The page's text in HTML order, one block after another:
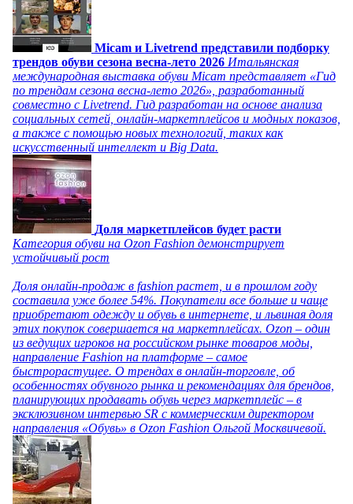
Micam и Livetrend представили подборку
трендов обуви сезона весна-лето 2026 Итальянская
международная выставка обуви Micam представляет «Гид
по трендам сезона весна-лето 2026», разработанный
совместно с Livetrend. Гид разработан на основе анализа
социальных сетей, онлайн-маркетплейсов и модных показов,
а также с помощью новых технологий, таких как
искусственный интеллект и Big Data.
Доля маркетплейсов будет расти
Категория обуви на Ozon Fashion демонстрирует
устойчивый рост
Доля онлайн-продаж в fashion растет, и в прошлом году
составила уже более 54%. Покупатели все больше и чаще
приобретают одежду и обувь в интернете, и львиная доля
этих покупок совершается на маркетплейсах. Ozon – один
из ведущих игроков на российском рынке товаров моды,
направление Fashion на платформе – самое
быстрорастущее. О трендах в онлайн-торговле, об
особенностях обувного рынка и рекомендациях для брендов,
планирующих продавать обувь через маркетплейс – в
эксклюзивном интервью SR с коммерческим директором
направления «Обувь» в Ozon Fashion Ольгой Москвичевой.